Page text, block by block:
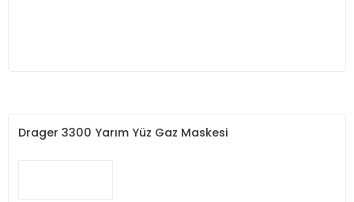
Drager 3300 Yarım Yüz Gaz Maskesi